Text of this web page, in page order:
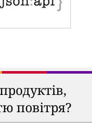
повітря?